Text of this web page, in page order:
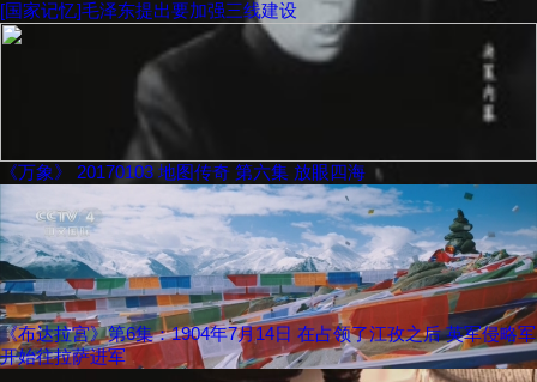
[国家记忆]毛泽东提出要加强三线建设
《万象》 20170103 地图传奇 第六集 放眼四海
《布达拉宫》第6集：1904年7月14日 在占领了江孜之后 英军侵略军
开始往拉萨进军